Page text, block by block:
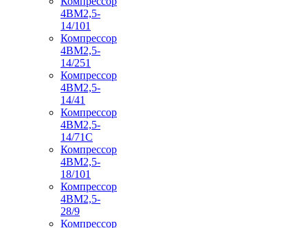
4ВМ2,5-
14/101
Компрессор
4ВМ2,5-
14/251
Компрессор
4ВМ2,5-
14/41
Компрессор
4ВМ2,5-
14/71C
Компрессор
4ВМ2,5-
18/101
Компрессор
4ВМ2,5-
28/9
Компрессор